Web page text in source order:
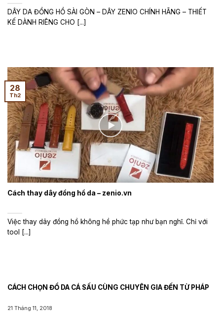
DÂY DA ĐỒNG HỒ SÀI GÒN – DÂY ZENIO CHÍNH HÃNG – THIẾT
KẾ DÀNH RIÊNG CHO [...]
Cách thay dây đồng hồ da – zenio.vn
Việc thay dây đồng hồ không hề phức tạp như bạn nghĩ. Chỉ với
tool [...]
28
Th2
CÁCH CHỌN ĐỒ DA CÁ SẤU CÙNG CHUYÊN GIA ĐẾN TỪ PHÁP
21 Tháng 11, 2018